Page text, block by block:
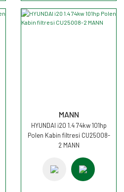
MANN
HYUNDAI i20 1.4 74kw 101hp
Polen Kabin filtresi CU25008-
2 MANN